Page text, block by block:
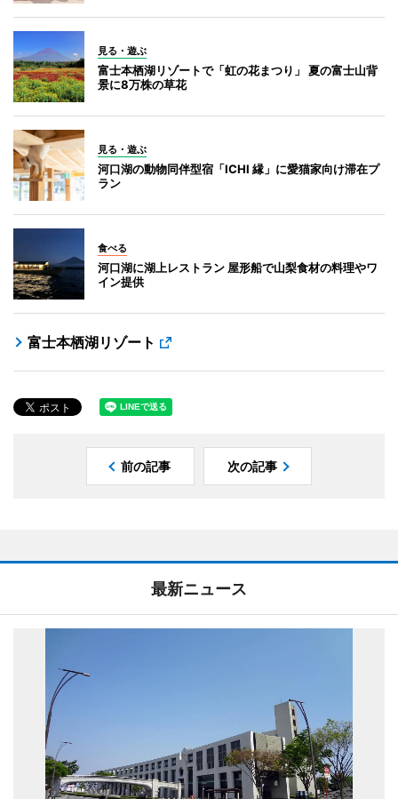
見る・遊ぶ
富士本栖湖リゾートで「虹の花まつり」 夏の富士山背
景に8万株の草花
見る・遊ぶ
河口湖の動物同伴型宿「ICHI 縁」に愛猫家向け滞在プ
ラン
食べる
河口湖に湖上レストラン 屋形船で山梨食材の料理やワ
イン提供
富士本栖湖リゾート
前の記事 次の記事
最新ニュース